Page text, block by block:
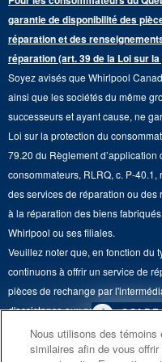
Pièces de rechange
Aide sur les produits
Suivre ma commande
Services de livraison et d'installation
Retours et échanges
Accessibilité
Services d'abonnement
Résidents du Québec
Qualité Commerciale
Duos de Lessive
Cuisinières
Fours muraux
Hottes
Fours à micro-ondes
Communiquez avec nous
Monsieur Maytag
Carrières
Whirlpool et Corporation
Whirlpool au Canada
garantie de disponibilité des
réparation et des
réparation (art. 39 de la Loi sur
Soyez avisés que Whirlpool
ainsi que les sociétés du même
successeurs et ayant cause, ne
Loi sur la protection du
79.20 du Règlement
consommateurs, RLRQ, c. P-
des services de réparation ou des
à la réparation des biens
Whirlpool ou ses filiales.
Veuillez noter que, en fonction du
continuons à offrir un service de
pièces de rechange par
d'assistance aux propriétaires,
limitée du fabricant. Pour plus
de nos différentes marques sous
4
PROMOTION DES
Nous utilisons des témoins
similaires afin de vous